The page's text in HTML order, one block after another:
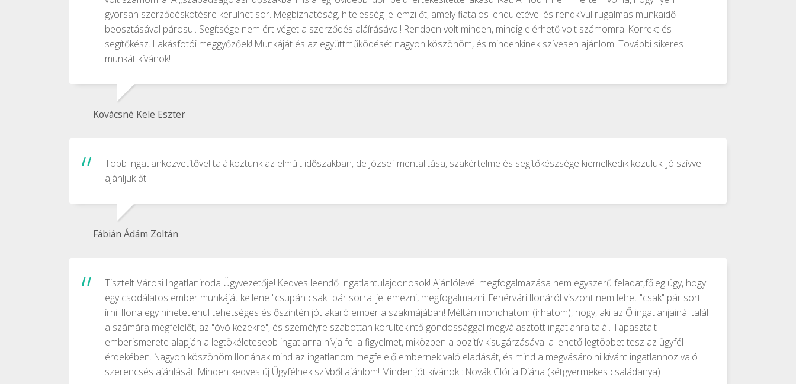
gyorsan szerződéskötésre kerülhet sor. Megbízhatóság, hitelesség jellemzi őt, amely fiatalos lendületével és rendkívül rugalmas munkaidő
beosztásával párosul. Segítsége nem ért véget a szerződés aláírásával! Rendben volt minden, mindig elérhető volt számomra. Korrekt és
segítőkész. Lakásfotói meggyőzőek! Munkáját és az együttműködését nagyon köszönöm, és mindenkinek szívesen ajánlom! További sikeres
munkát kívánok!
Kovácsné Kele Eszter
Több ingatlanközvetítővel találkoztunk az elmúlt időszakban, de József mentalitása, szakértelme és segítőkészsége kiemelkedik közülük. Jó szívvel
ajánljuk őt.
Fábián Ádám Zoltán
Tisztelt Városi Ingatlaniroda Ügyvezetője! Kedves leendő Ingatlantulajdonosok! Ajánlólevél megfogalmazása nem egyszerű feladat,főleg úgy, hogy
egy csodálatos ember munkáját kellene "csupán csak" pár sorral jellemezni, megfogalmazni. Fehérvári Ilonáról viszont nem lehet "csak" pár sort
írni. Ilona egy hihetetlenül tehetséges és őszintén jót akaró ember a szakmájában! Méltán mondhatom (írhatom), hogy, aki az Ő ingatlanjainál talál
a számára megfelelőt, az "óvó kezekre", és személyre szabottan körültekintő gondossággal megválasztott ingatlanra talál. Tapasztalt
emberismerete alapján a legtökéletesebb ingatlanra hívja fel a figyelmet, miközben a pozitív kisugárzásával a lehető legtöbbet tesz az ügyfél
érdekében. Nagyon köszönöm Ilonának mind az ingatlanom megfelelő embernek való eladását, és mind a megvásárolni kívánt ingatlanhoz való
szerencsés ajánlását. Minden kedves új Ügyfélnek szívből ajánlom! Minden jót kívánok : Novák Glória Diána (kétgyermekes családanya)